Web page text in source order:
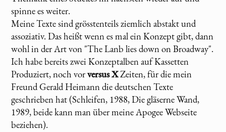
spinne es weiter.
Meine Texte sind grösstenteils ziemlich abstakt und
assoziativ. Das heißt wenn es mal ein Konzept gibt, dann
wohl in der Art von "The Lanb lies down on Broadway".
Ich habe bereits zwei Konzeptalben auf Kassetten
Produziert, noch vorversus XZeiten, für die mein
Freund Gerald Heimann die deutschen Texte
geschrieben hat (Schleifen, 1988, Die gläserne Wand,
1989, beide kann man über meine Apogee Webseite
beziehen).